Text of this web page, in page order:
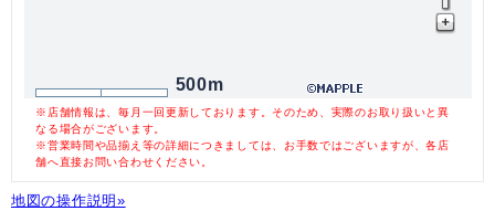
500m
※店舗情報は、毎月一回更新しております。そのため、実際のお取り扱いと異
なる場合がございます。
※営業時間や品揃え等の詳細につきましては、お手数ではございますが、各店
舗へ直接お問い合わせください。
地図の操作説明»